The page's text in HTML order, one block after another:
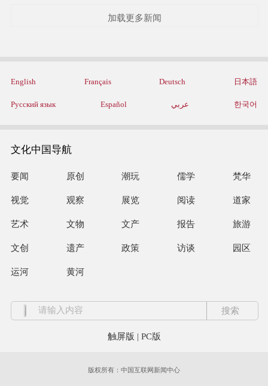
加载更多新闻
English Français Deutsch 日本語
Русский язык Español عربي 한국어
文化中国导航
要闻 原创 潮玩 儒学 梵华
视觉 观察 展览 阅读 道家
艺术 文物 文产 报告 旅游
文创 遗产 政策 访谈 园区
运河 黄河
触屏版 | PC版
版权所有：中国互联网新闻中心